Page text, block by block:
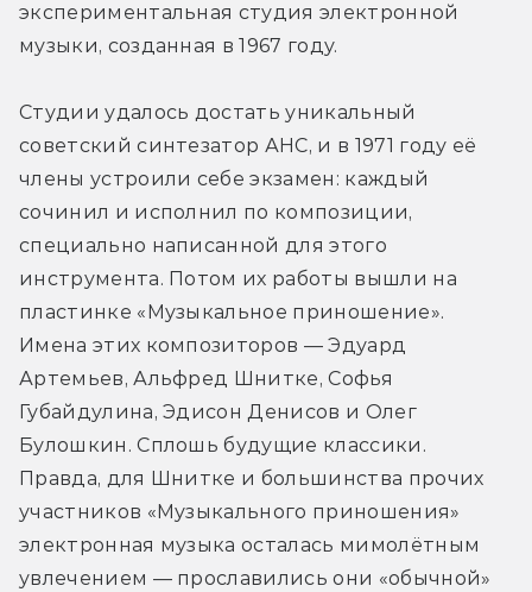
экспериментальная студия электронной
музыки, созданная в 1967 году.
Студии удалось достать уникальный
советский синтезатор АНС, и в 1971 году её
члены устроили себе экзамен: каждый
сочинил и исполнил по композиции,
специально написанной для этого
инструмента. Потом их работы вышли на
пластинке «Музыкальное приношение».
Имена этих композиторов — Эдуард
Артемьев, Альфред Шнитке, Софья
Губайдулина, Эдисон Денисов и Олег
Булошкин. Сплошь будущие классики.
Правда, для Шнитке и большинства прочих
участников «Музыкального приношения»
электронная музыка осталась мимолётным
увлечением — прославились они «обычной»